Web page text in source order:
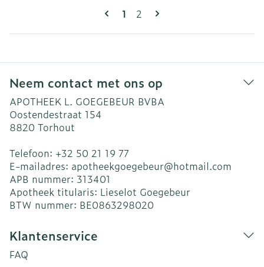
Pagina's
U lees momenteel pagina
1 Pagina
2
Neem contact met ons op
APOTHEEK L. GOEGEBEUR BVBA
Oostendestraat 154
8820 Torhout
Telefoon: +32 50 21 19 77
E-mailadres: apotheekgoegebeur@hotmail.com
APB nummer: 313401
Apotheek titularis: Lieselot Goegebeur
BTW nummer: BE0863298020
Klantenservice
FAQ